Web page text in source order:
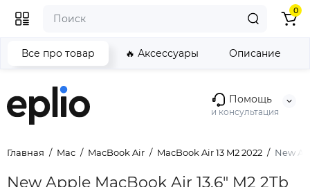
Помощь
и консультация
0
Главная Mac MacBook Air MacBook Air 13 M2 2022 New
New Apple MacBook Air 13.6" M2 2Tb
Все про товар 🔥 Аксессуары Описание